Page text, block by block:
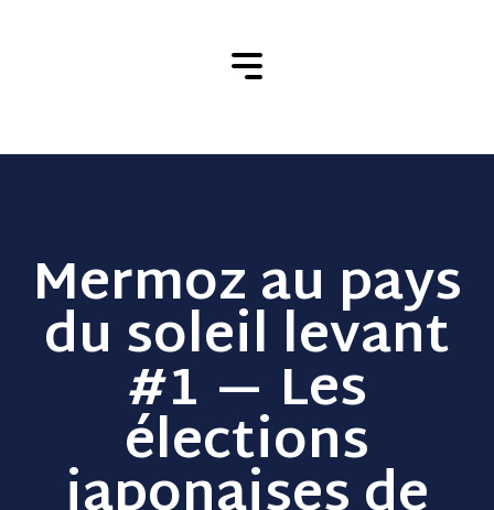
Mermoz au pays
du soleil levant
#1 — Les
élections